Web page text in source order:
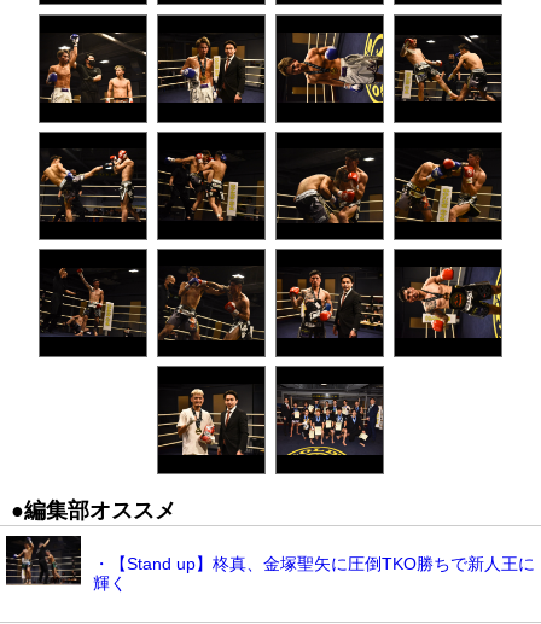
●編集部オススメ
・【Stand up】柊真、金塚聖矢に圧倒TKO勝ちで新人王に
輝く